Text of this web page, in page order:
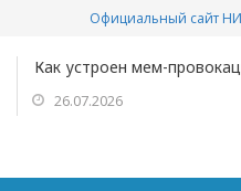
Официальный сайт
Как устроен мем-
26.07.2026